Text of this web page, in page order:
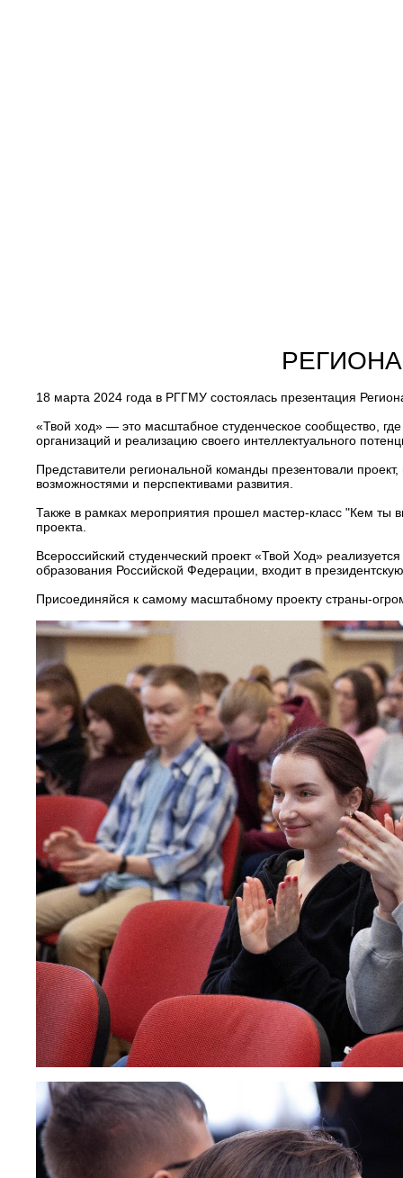
18 марта 2024 года в РГГМУ состоялась презентация
«Твой ход» — это масштабное студенческое сообщество,
организаций и реализацию своего интеллектуального
Представители региональной команды презентовали
возможностями и перспективами развития.
Также в рамках мероприятия прошел мастер-класс "Кем ты
проекта.
Всероссийский студенческий проект «Твой Ход»
образования Российской Федерации, входит в
Присоединяйся к самому масштабному проекту страны-